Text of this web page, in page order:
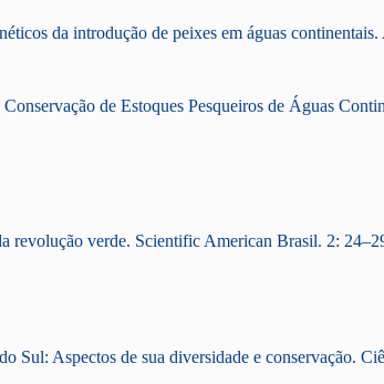
da introdução de peixes em águas
de Estoques Pesqueiros de Águas
revolução verde. Scientific American Brasil. 2:
Sul: Aspectos de sua diversidade e conservação.